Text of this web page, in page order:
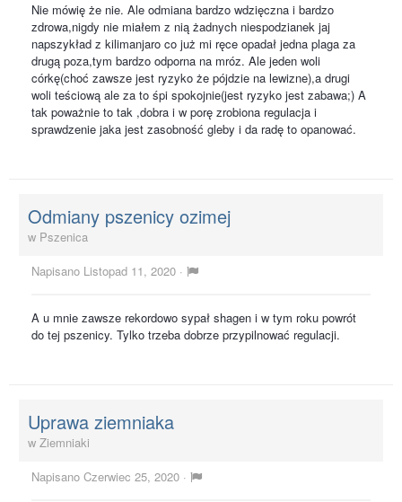
Nie mówię że nie. Ale odmiana bardzo wdzięczna i bardzo
zdrowa,nigdy nie miałem z nią żadnych niespodzianek jaj
napszykład z kilimanjaro co już mi ręce opadał jedna plaga za
drugą poza,tym bardzo odporna na mróz. Ale jeden woli
córkę(choć zawsze jest ryzyko że pójdzie na lewizne),a drugi
woli teściową ale za to śpi spokojnie(jest ryzyko jest zabawa;) A
tak poważnie to tak ,dobra i w porę zrobiona regulacja i
sprawdzenie jaka jest zasobność gleby i da radę to opanować.
Odmiany pszenicy ozimej
w Pszenica
Napisano Listopad 11, 2020 ·
A u mnie zawsze rekordowo sypał shagen i w tym roku powrót
do tej pszenicy. Tylko trzeba dobrze przypilnować regulacji.
Uprawa ziemniaka
w Ziemniaki
Napisano Czerwiec 25, 2020 ·